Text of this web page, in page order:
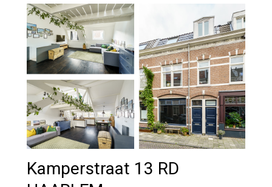
Kamperstraat 13 RD